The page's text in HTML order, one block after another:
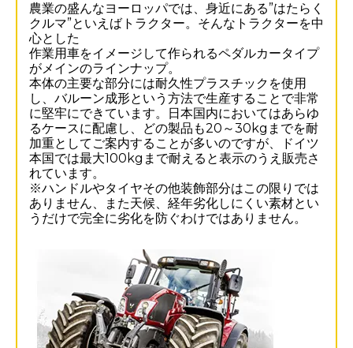
農業の盛んなヨーロッパでは、身近にある”はたらく
クルマ”といえばトラクター。そんなトラクターを中
心とした
作業用車をイメージして作られるペダルカータイプ
がメインのラインナップ。
本体の主要な部分には耐久性プラスチックを使用
し、バルーン成形という方法で生産することで非常
に堅牢にできています。日本国内においてはあらゆ
るケースに配慮し、どの製品も20～30kgまでを耐
加重としてご案内することが多いのですが、ドイツ
本国では最大100kgまで耐えると表示のうえ販売さ
れています。
※ハンドルやタイヤその他装飾部分はこの限りでは
ありません、また天候、経年劣化しにくい素材とい
うだけで完全に劣化を防ぐわけではありません。